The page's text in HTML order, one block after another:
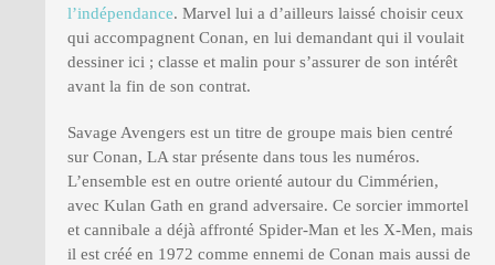
l’indépendance. Marvel lui a d’ailleurs laissé choisir ceux
qui accompagnent Conan, en lui demandant qui il voulait
dessiner ici ; classe et malin pour s’assurer de son intérêt
avant la fin de son contrat.
Savage Avengers est un titre de groupe mais bien centré
sur Conan, LA star présente dans tous les numéros.
L’ensemble est en outre orienté autour du Cimmérien,
avec Kulan Gath en grand adversaire. Ce sorcier immortel
et cannibale a déjà affronté Spider-Man et les X-Men, mais
il est créé en 1972 comme ennemi de Conan mais aussi de